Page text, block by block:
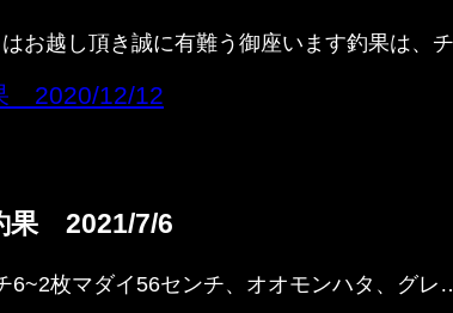
お越し頂き誠に有難う御座います釣果は
2020/12/12
果 2021/7/6
6~2枚マダイ56センチ、オオモンハタ、グレ